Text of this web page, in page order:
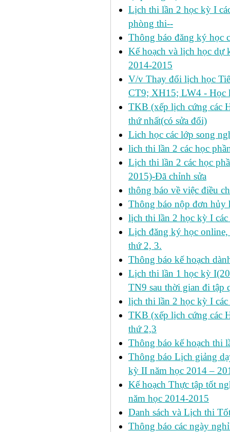
Lịch thi lần 2 học kỳ I
phòng thi--
Thông báo đăng ký học
Kế hoạch và lịch học dự
2014-2015
V/v Thay đổi lịch học
CT9; XH15; LW4 - Học
TKB (xếp lịch cứng các
thứ nhất(có sửa đổi)
Lich học các lớp song
lich thi lần 2 các học
Lịch thi lần 2 các học
2015)-Đã chỉnh sửa
thông báo về việc điều
Thông báo nộp đơn hủy
lịch thi lần 2 học kỳ I
Lịch đăng ký học
thứ 2, 3.
Thông báo kế hoạch
Lịch thi lần 1 học kỳ
TN9 sau thời gian đi tập
lịch thi lần 2 học kỳ I
TKB (xếp lịch cứng các
thứ 2,3
Thông báo kế hoạch thi
Thông báo Lịch giảng
kỳ II năm học 2014 –
Kế hoạch Thực tập tốt
năm học 2014-2015
Danh sách và Lịch thi
Thông báo các ngày